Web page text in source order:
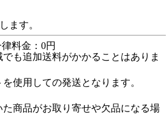
ます。
料金：0円
も追加送料がかかることはありま
使用しての発送となります。
商品がお取り寄せや欠品になる場